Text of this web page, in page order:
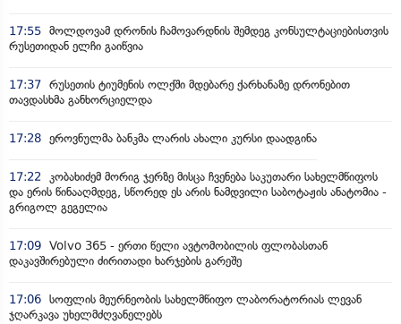
17:55 მოლდოვამ დრონის ჩამოვარდნის შემდეგ კონსულტაციებისთვის
რუსეთიდან ელჩი გაიწვია
17:37 რუსეთის ტიუმენის ოლქში მდებარე ქარხანაზე დრონებით
თავდასხმა განხორციელდა
17:28 ეროვნულმა ბანკმა ლარის ახალი კურსი დაადგინა
17:22
კობახიძემ მორიგ ჯერზე მისცა ჩვენება საკუთარი სახელმწიფოს
და ერის წინააღმდეგ, სწორედ ეს არის ნამდვილი საბოტაჟის ანატომია -
გრიგოლ გეგელია
17:09 Volvo 365 - ერთი წელი ავტომობილის ფლობასთან
დაკავშირებული ძირითადი ხარჯების გარეშე
17:06 სოფლის მეურნეობის სახელმწიფო ლაბორატორიას ლევან
ჯღარკავა უხელმძღვანელებს